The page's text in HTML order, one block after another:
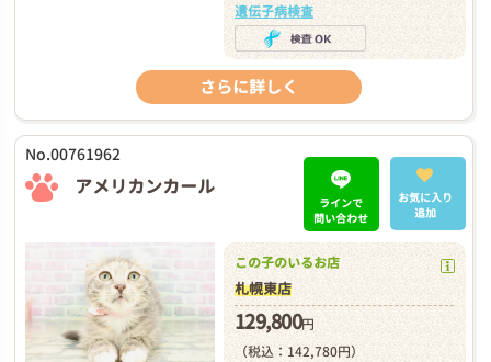
遺伝子病検査
さらに詳しく
No.00761962
アメリカンカール
ラインで
問い合わせ
お気に入り
追加
この子のいるお店
札幌東店
129,800円
（税込：142,780円）